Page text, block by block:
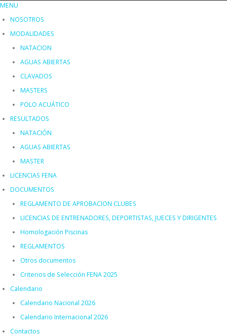
MENU
NOSOTROS
MODALIDADES
NATACION
AGUAS ABIERTAS
CLAVADOS
MASTERS
POLO ACUÁTICO
RESULTADOS
NATACIÓN
AGUAS ABIERTAS
MASTER
LICENCIAS FENA
DOCUMENTOS
REGLAMENTO DE APROBACION CLUBES
LICENCIAS DE ENTRENADORES, DEPORTISTAS, JUECES Y DIRIGENTES
Homologación Piscinas
REGLAMENTOS
Otros documentos
Criterios de Selección FENA 2025
Calendario
Calendario Nacional 2026
Calendario Internacional 2026
Contactos